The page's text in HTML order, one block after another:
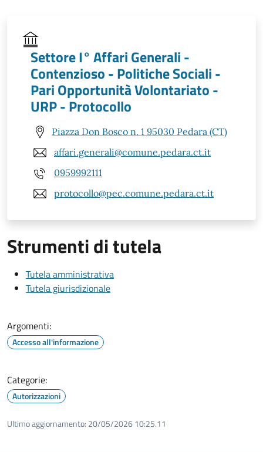
Settore I° Affari Generali -
Contenzioso - Politiche Sociali -
Pari Opportunità Volontariato -
URP - Protocollo
Piazza Don Bosco n. 1 95030 Pedara (CT)
affari.generali@comune.pedara.ct.it
0959992111
protocollo@pec.comune.pedara.ct.it
Strumenti di tutela
Tutela amministrativa
Tutela giurisdizionale
Argomenti:
Accesso all'informazione
Categorie:
Autorizzazioni
Ultimo aggiornamento: 20/05/2026 10:25.11